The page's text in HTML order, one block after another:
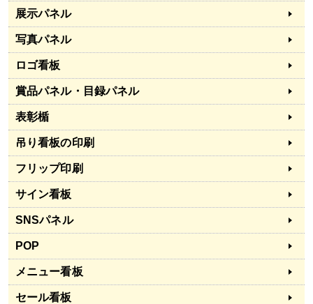
展示パネル
写真パネル
ロゴ看板
賞品パネル・目録パネル
表彰楯
吊り看板の印刷
フリップ印刷
サイン看板
SNSパネル
POP
メニュー看板
セール看板